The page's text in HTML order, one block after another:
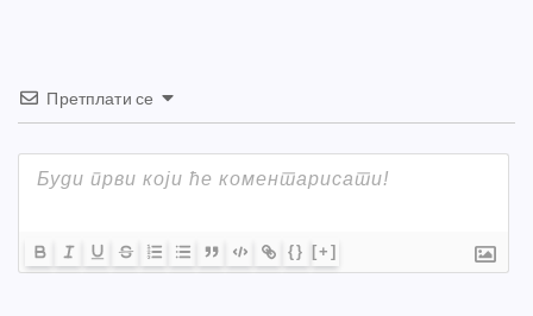
Претплати се
{} [+]